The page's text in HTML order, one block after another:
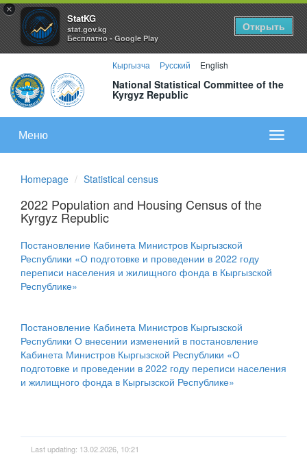
×
StatKG
stat.gov.kg
Бесплатно - Google Play
Открыть
Кыргызча Русский English
National Statistical Committee of the
Kyrgyz Republic
меню
Меню
Homepage Statistical census
2022 Population and Housing Census of the
Kyrgyz Republic
Постановление Кабинета Министров Кыргызской
Республики «О подготовке и проведении в 2022 году
переписи населения и жилищного фонда в Кыргызской
Республике»
Постановление Кабинета Министров Кыргызской
Республики О внесении изменений в постановление
Кабинета Министров Кыргызской Республики «О
подготовке и проведении в 2022 году переписи населения
и жилищного фонда в Кыргызской Республике»
Last updating: 13.02.2026, 10:21